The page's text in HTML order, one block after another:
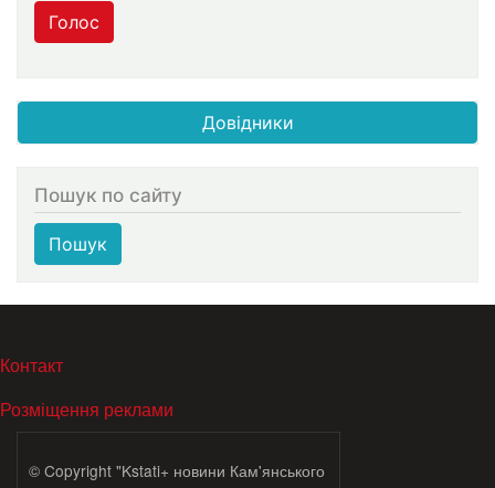
Голос
Довідники
Пошук по сайту
Пошук
МЕНЮ В ПОДВАЛЕ
Контакт
Розміщення реклами
© Copyright "Kstati+ новини Кам'янського